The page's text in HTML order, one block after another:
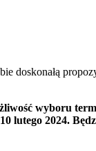
doskonałą
wyboru
lutego 2024.